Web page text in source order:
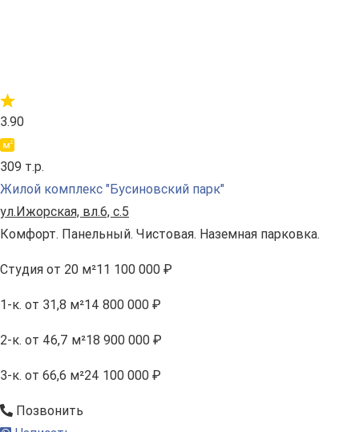
3.90
309 т.р.
Жилой комплекс "Бусиновский парк"
ул.Ижорская, вл.6, с.5
Комфорт. Панельный. Чистовая. Наземная парковка.
Студия от 20 м²11 100 000 ₽
1-к. от 31,8 м²14 800 000 ₽
2-к. от 46,7 м²18 900 000 ₽
3-к. от 66,6 м²24 100 000 ₽
Позвонить